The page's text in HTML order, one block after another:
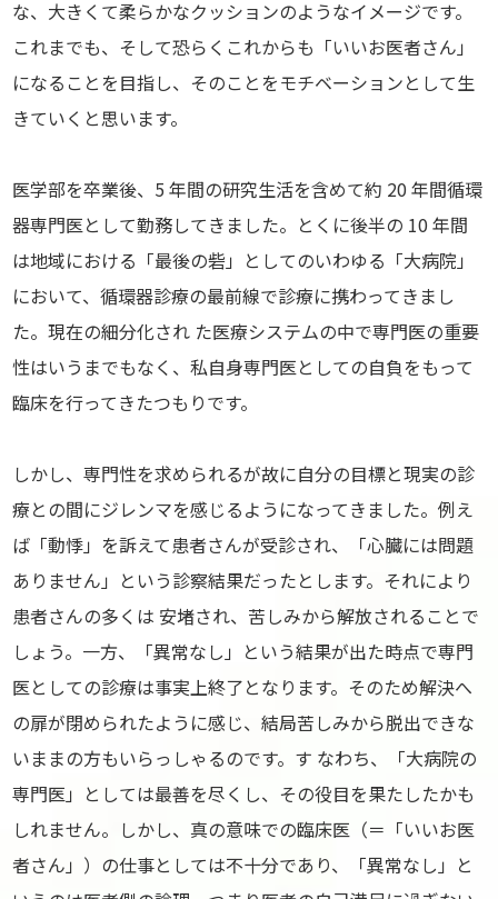
な、大きくて柔らかなクッションのようなイメージです。
これまでも、そして恐らくこれからも「いいお医者さん」
になることを目指し、そのことをモチベーションとして生
きていくと思います。
医学部を卒業後、5 年間の研究生活を含めて約 20 年間循環
器専門医として勤務してきました。とくに後半の 10 年間
は地域における「最後の砦」としてのいわゆる「大病院」
において、循環器診療の最前線で診療に携わってきまし
た。現在の細分化され た医療システムの中で専門医の重要
性はいうまでもなく、私自身専門医としての自負をもって
臨床を行ってきたつもりです。
しかし、専門性を求められるが故に自分の目標と現実の診
療との間にジレンマを感じるようになってきました。例え
ば「動悸」を訴えて患者さんが受診され、「心臓には問題
ありません」という診察結果だったとします。それにより
患者さんの多くは 安堵され、苦しみから解放されることで
しょう。一方、「異常なし」という結果が出た時点で専門
医としての診療は事実上終了となります。そのため解決へ
の扉が閉められたように感じ、結局苦しみから脱出できな
いままの方もいらっしゃるのです。す なわち、「大病院の
専門医」としては最善を尽くし、その役目を果たしたかも
しれません。しかし、真の意味での臨床医（＝「いいお医
者さん」）の仕事としては不十分であり、「異常なし」と